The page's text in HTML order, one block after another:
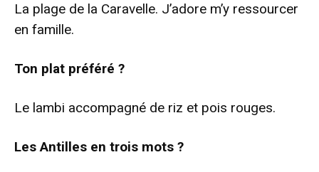
La plage de la Caravelle. J’adore m’y ressourcer
en famille.
Ton plat préféré ?
Le lambi accompagné de riz et pois rouges.
Les Antilles en trois mots ?